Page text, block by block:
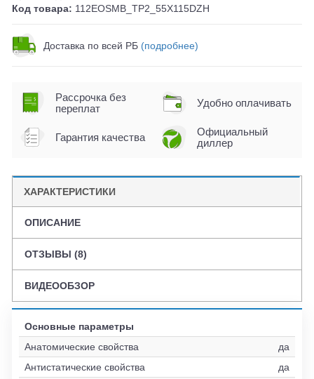
Код товара: 112EOSMB_TP2_55X115DZH
Доставка по всей РБ (подробнее)
Рассрочка без
переплат
Удобно оплачивать
Гарантия качества
Официальный
диллер
ХАРАКТЕРИСТИКИ
ОПИСАНИЕ
ОТЗЫВЫ (8)
ВИДЕООБЗОР
Основные параметры
Анатомические свойства
да
Антистатические свойства
да